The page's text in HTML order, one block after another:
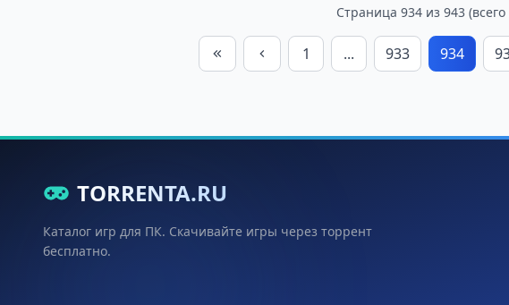
Страница 934 из 943
1 ... 933 934
TORRENTA.RU
Каталог игр для ПК. Скачивайте игры через торрент
бесплатно.